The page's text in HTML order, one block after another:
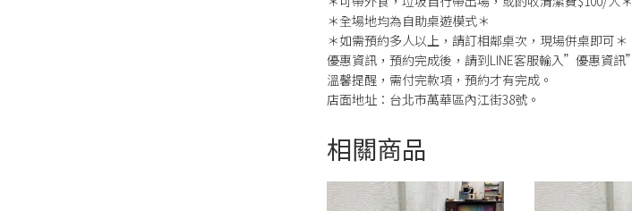
＊全場地均為自助桌遊模式＊
＊如需預約多人以上，請訂相鄰桌次，現場併桌即可＊
優惠資訊，預約完成後，請到LINE客服輸入”優惠資訊”
溫馨提醒，需付完款項，預約才有完成。
店面地址：台北市萬華區內江街38號。
相關商品